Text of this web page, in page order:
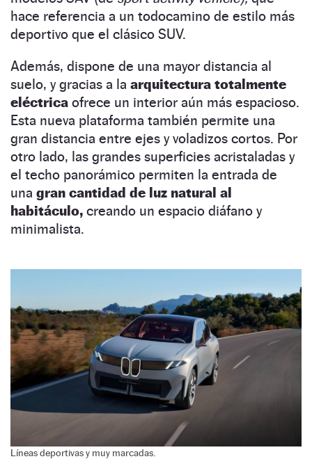
hace referencia a un todocamino de estilo más
deportivo que el clásico SUV.
Además, dispone de una mayor distancia al
suelo, y gracias a la arquitectura totalmente
eléctrica ofrece un interior aún más espacioso.
Esta nueva plataforma también permite una
gran distancia entre ejes y voladizos cortos. Por
otro lado, las grandes superficies acristaladas y
el techo panorámico permiten la entrada de
una gran cantidad de luz natural al
habitáculo, creando un espacio diáfano y
minimalista.
Líneas deportivas y muy marcadas.